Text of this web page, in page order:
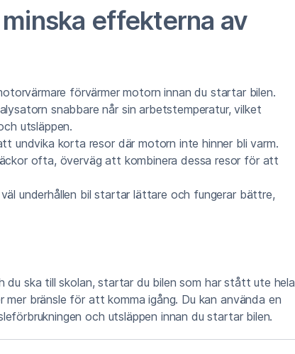
effekterna av
förvärmer motorn innan du startar bilen.
snabbare når sin arbetstemperatur, vilket
utsläppen.
undvika korta resor där motorn inte hinner bli varm.
ofta, överväg att kombinera dessa resor för att
väl underhållen bil startar lättare och fungerar bättre,
du ska till skolan, startar du bilen som har stått ute hela
bränsle för att komma igång. Du kan använda en
och utsläppen innan du startar bilen.